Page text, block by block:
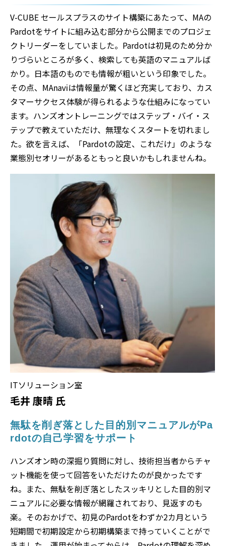
V-CUBE セールスプラスのサイト構築にあたって、MAの
Pardotをサイトに組み込む部分から公開までのプロジェ
クトリーダーをしていました。Pardotは初見のため分か
りづらいところが多く、検索しても英語のマニュアルば
かり。日本語のものでも情報が粗いという印象でした。
その点、MAnaviは情報量が驚くほど充実しており、カス
タマーサクセス体験が得られるような仕組みになってい
ます。ハンズオントレーニングではステップ・バイ・ス
テップで教えていただけ、無理なくスタートを切れまし
た。欲を言えば、「Pardotの設定、これだけ」のような
業態別セオリーがあるともっと良いかもしれませんね。
ITソリューション室
毛井 康晴 氏
無駄を削ぎ落とした目的別マニュアルがPa
rdotの自己学習をサポート
ハンズオン時の深掘り質問に対し、技術担当者からチャ
ット機能を使って回答をいただけたのが良かったです
ね。また、無駄を削ぎ落としたスッキリとした目的別マ
ニュアルに必要な情報が網羅されており、見返すのも
楽。そのおかげで、初見のPardotをわずか2カ月という
短期間で初期設定から初期構築まで持っていくことがで